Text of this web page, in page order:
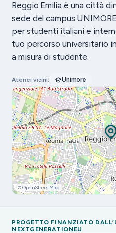
Reggio Emilia è una città
sede del campus
per studenti italiani e
tuo percorso universitario
a misura di studente.
Atenei vicini: Unimore
© OpenStreetMap
PROGETTO FINANZIATO
NEXTGENERATIONEU